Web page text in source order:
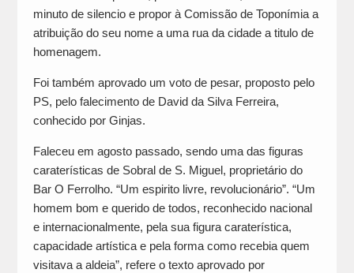
minuto de silencio e propor à Comissão de Toponímia a
atribuição do seu nome a uma rua da cidade a titulo de
homenagem.
Foi também aprovado um voto de pesar, proposto pelo
PS, pelo falecimento de David da Silva Ferreira,
conhecido por Ginjas.
Faleceu em agosto passado, sendo uma das figuras
caraterísticas de Sobral de S. Miguel, proprietário do
Bar O Ferrolho. “Um espirito livre, revolucionário”. “Um
homem bom e querido de todos, reconhecido nacional
e internacionalmente, pela sua figura caraterística,
capacidade artística e pela forma como recebia quem
visitava a aldeia”, refere o texto aprovado por